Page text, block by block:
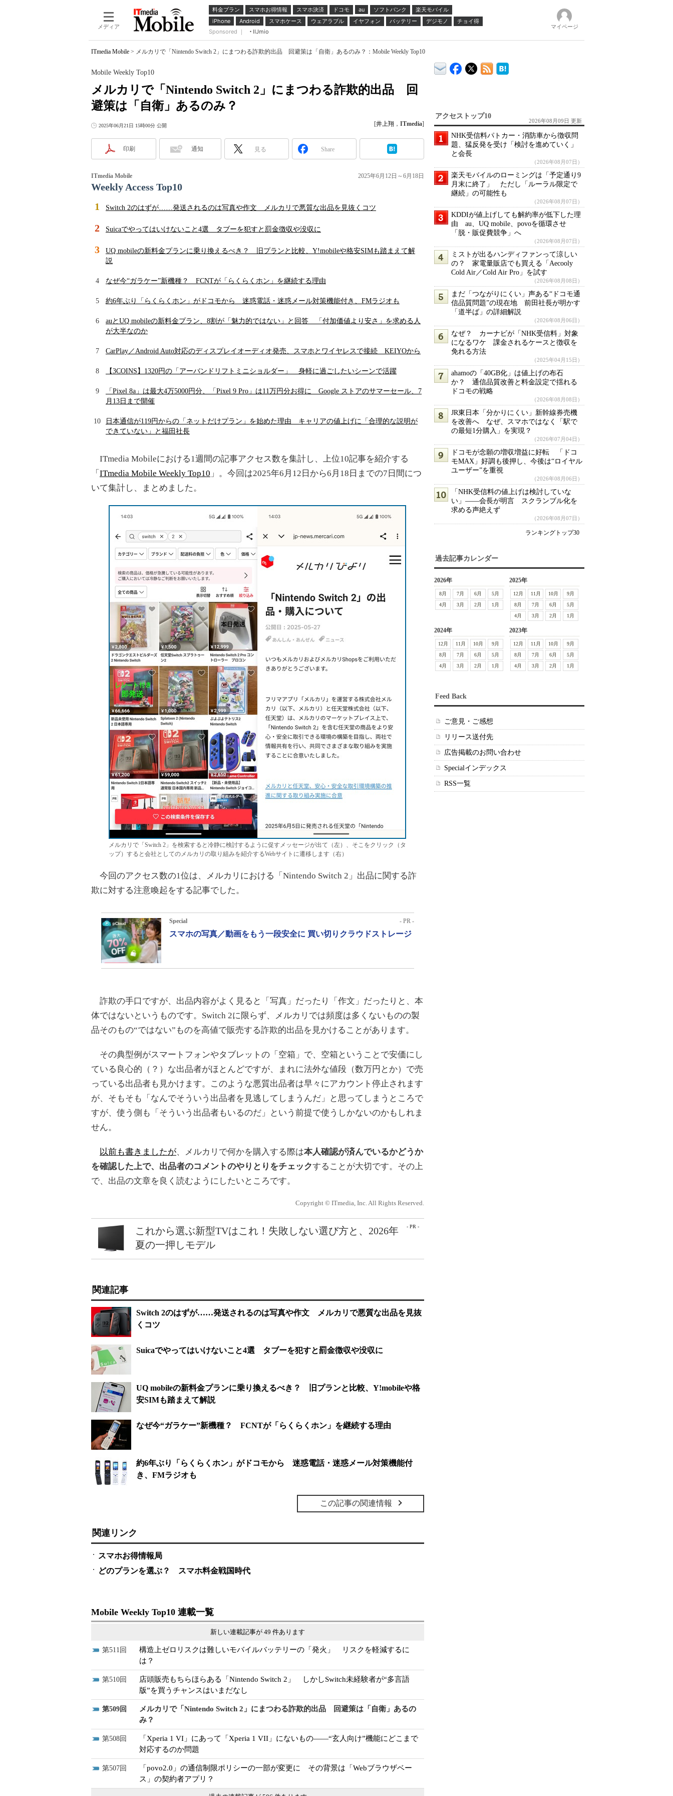
メディア
料金プラン スマホお得情報 スマホ決済 ドコモ au ソフトバンク
楽天モバイル
iPhone
Android スマホケース ウェアラブル イヤフォン バッテリー デジモノ
チョイ得
Sponsored ｜
IIJmio
マイページ
ITmedia Mobile > メルカリで「Nintendo Switch 2」にまつわる詐欺的出品 回避策は「自衛」あるのみ？：Mobile Weekly Top10
メルカリで「Nintendo Switch 2」にまつわる詐欺的出品 回
避策は「自衛」あるのみ？
Mobile Weekly Top10
2025年06月21日 15時00分 公開 [井上翔 ， ITmedia]
印刷 通知 見る Share
ITmedia Mobile
Weekly Access Top10
2025年6月12日～6月18日
1 Switch 2のはずが……発送されるのは写真や作文 メルカリで悪質な出品を見抜くコツ
2 Suicaでやってはいけないこと4選 タブーを犯すと罰金徴収や没収に
3
UQ mobileの新料金プランに乗り換えるべき？ 旧プランと比較、Y!mobileや格安SIMも踏まえて解
説
4 なぜ今“ガラケー”新機種？ FCNTが「らくらくホン」を継続する理由
5 約6年ぶり「らくらくホン」がドコモから 迷惑電話・迷惑メール対策機能付き、FMラジオも
6
auとUQ mobileの新料金プラン、8割が「魅力的ではない」と回答 「付加価値より安さ」を求める人
が大半なのか
7 CarPlay／Android Auto対応のディスプレイオーディオ発売、スマホとワイヤレスで接続 KEIYOから
8 【3COINS】1320円の「アーバンドリフトミニショルダー」 身軽に過ごしたいシーンで活躍
9
「Pixel 8a」は最大4万5000円分、「Pixel 9 Pro」は11万円分お得に Google ストアのサマーセール、7
月13日まで開催
10
日本通信が119円からの「ネットだけプラン」を始めた理由 キャリアの値上げに「合理的な説明が
できていない」と福田社長
ITmedia Mobileにおける1週間の記事アクセス数を集計し、上位10記事を紹介する
「 ITmedia Mobile Weekly Top10 」。今回は2025年6月12日から6月18日までの7日間につ
いて集計し、まとめました。
メルカリで「Switch 2」を検索すると冷静に検討するように促すメッセージが出て（左）、そこをクリック（タ
ップ）すると会社としてのメルカリの取り組みを紹介するWebサイトに遷移します（右）
今回のアクセス数の1位は、メルカリにおける「Nintendo Switch 2」出品に関する詐
欺に対する注意喚起をする記事でした。
Special - PR -
スマホの写真／動画をもう一段安全に 買い切りクラウドストレージ
詐欺の手口ですが、出品内容がよく見ると「写真」だったり「作文」だったりと、本
体ではないというものです。Switch 2に限らず、メルカリでは頻度は多くないものの製
品そのもの“ではない”ものを高値で販売する詐欺的出品を見かけることがあります。
その典型例がスマートフォンやタブレットの「空箱」で、空箱ということで安価にし
ている良心的（？）な出品者がほとんどですが、まれに法外な値段（数万円とか）で売
っている出品者も見かけます。このような悪質出品者は早々にアカウント停止されます
が、そもそも「なんでそういう出品者を見逃してしまうんだ」と思ってしまうところで
すが、使う側も「そういう出品者もいるのだ」という前提で使うしかないのかもしれま
せん。
以前も書きましたが、メルカリで何かを購入する際は本人確認が済んでいるかどうか
を確認した上で、出品者のコメントのやりとりをチェックすることが大切です。その上
で、出品の文章を良く読むようにしたいところです。
Copyright © ITmedia, Inc. All Rights Reserved.
- PR -
これから選ぶ新型TVはこれ！失敗しない選び方と、2026年
夏の一押しモデル
関連記事
Switch 2のはずが……発送されるのは写真や作文 メルカリで悪質な出品を見抜
くコツ
Suicaでやってはいけないこと4選 タブーを犯すと罰金徴収や没収に
UQ mobileの新料金プランに乗り換えるべき？ 旧プランと比較、Y!mobileや格
安SIMも踏まえて解説
なぜ今“ガラケー”新機種？ FCNTが「らくらくホン」を継続する理由
約6年ぶり「らくらくホン」がドコモから 迷惑電話・迷惑メール対策機能付
き、FMラジオも
この記事の関連情報
関連リンク
スマホお得情報局
どのプランを選ぶ？ スマホ料金戦国時代
Mobile Weekly Top10 連載一覧
新しい連載記事が 49 件あります
511
構造上ゼロリスクは難しいモバイルバッテリーの「発火」 リスクを軽減するに
は？
510
店頭販売もちらほらある「Nintendo Switch 2」 しかしSwitch未経験者が“多言語
版”を買うチャンスはいまだなし
509
メルカリで「Nintendo Switch 2」にまつわる詐欺的出品 回避策は「自衛」あるの
み？
508
「Xperia 1 VI」にあって「Xperia 1 VII」にないもの――“玄人向け”機能にどこまで
対応するのか問題
507
「povo2.0」の通信制限ポリシーの一部が変更に その背景は「Webブラウザベー
ス」の契約者アプリ？
アクセストップ10
2026年08月09日 更新
NHK受信料パトカー・消防車から徴収問
題、猛反発を受け「検討を進めていく」
と会長
（2026年08月07日）
楽天モバイルのローミングは「予定通り9
月末に終了」 ただし「ルーラル限定で
継続」の可能性も
（2026年08月07日）
KDDIが値上げしても解約率が低下した理
由 au、UQ mobile、povoを循環させ
「脱・販促費競争」へ
（2026年08月07日）
ミストが出るハンディファンって涼しい
の？ 家電量販店でも買える「Aecooly
Cold Air／Cold Air Pro」を試す
（2026年08月08日）
まだ「つながりにくい」声ある“ドコモ通
信品質問題”の現在地 前田社長が明かす
「道半ば」の詳細解説
（2026年08月06日）
なぜ？ カーナビが「NHK受信料」対象
になるワケ 課金されるケースと徴収を
免れる方法
（2025年04月15日）
ahamoの「40GB化」は値上げの布石
か？ 通信品質改善と料金設定で揺れる
ドコモの戦略
（2026年08月08日）
JR東日本「分かりにくい」新幹線券売機
を改善へ なぜ、スマホではなく「駅で
の最短1分購入」を実現？
（2026年07月04日）
ドコモが念願の増収増益に好転 「ドコ
モMAX」好調も後押し、今後は“ロイヤル
ユーザー”を重視
（2026年08月06日）
「NHK受信料の値上げは検討していな
い」――会長が明言 スクランブル化を
求める声絶えず
（2026年08月07日）
ランキングトップ30
過去記事カレンダー
2026年
8月 7月 6月
5月
4月
3月 2月 1月
2025年
12月 11月 10月
9月
8月
7月 6月
5月
4月
3月 2月 1月
2024年
12月 11月 10月
9月
8月
7月 6月
5月
4月
3月 2月 1月
2023年
12月 11月 10月
9月
8月
7月 6月
5月
4月
3月 2月 1月
Feed Back
ご意見・ご感想
リリース送付先
広告掲載のお問い合わせ
Specialインデックス
RSS一覧